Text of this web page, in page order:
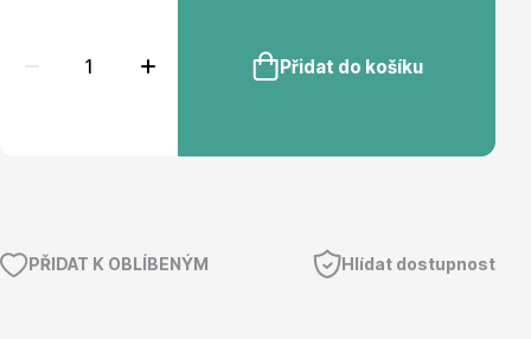
Přidat do košíku
PŘIDAT K OBLÍBENÝM Hlídat dostupnost